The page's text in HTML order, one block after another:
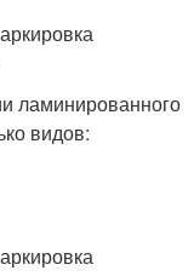
ламинированного
видов: